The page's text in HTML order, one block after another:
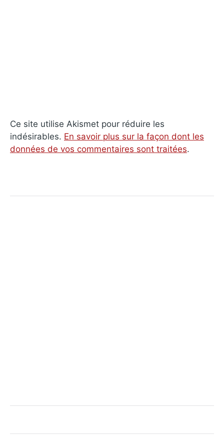
Ce site utilise Akismet pour réduire les
indésirables. En savoir plus sur la façon dont les
données de vos commentaires sont traitées.